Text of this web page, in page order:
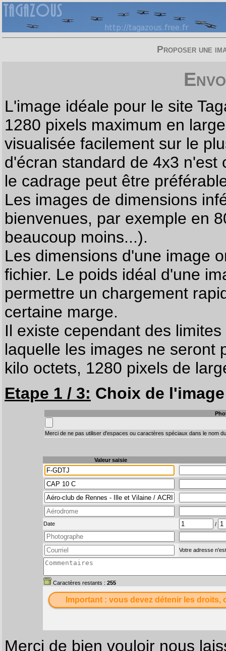
Proposer une
L'image idéale pour le site
1280 pixels maximum en
visualisée facilement sur le
d'écran standard de 4x3
le cadrage peut être
Les images de dimensions
bienvenues, par exemple en
beaucoup moins...).
Les dimensions d'une image
fichier. Le poids idéal d'une
permettre un chargement
certaine marge.
Il existe cependant des
laquelle les images ne seront
kilo octets, 1280 pixels de
Etape 1 / 3: Choix de
Merci de ne pas utiliser d'espaces ou caractères spéciaux dans le nom
Valeur saisie
Date /
Votre adresse
Caractères restants : 255
Important : vous devez détenir les
Merci de bien vouloir nous